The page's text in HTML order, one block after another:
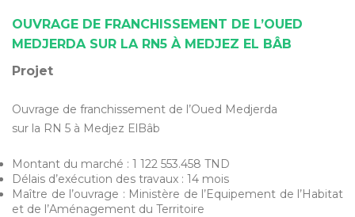
OUVRAGE DE FRANCHISSEMENT DE L’OUED
MEDJERDA SUR LA RN5 À MEDJEZ EL BÂB
Projet
Ouvrage de franchissement de l’Oued Medjerda
sur la RN 5 à Medjez ElBâb
Montant du marché : 1 122 553.458 TND
Délais d’exécution des travaux : 14 mois
Maître de l’ouvrage : Ministère de l’Equipement de l’Habitat
et de l’Aménagement du Territoire